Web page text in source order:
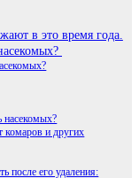
в это время года.
насекомых?
комаров и других
после его удаления: